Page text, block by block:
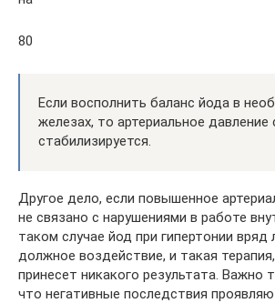
80
Если восполнить баланс йода в
железах, то артериальное давление
стабилизируется.
Другое дело, если повышенное
не связано с нарушениями в работе
таком случае йод при гипертонии вряд
должное воздействие, и такая
принесет никакого результата. Важно
что негативные последствия